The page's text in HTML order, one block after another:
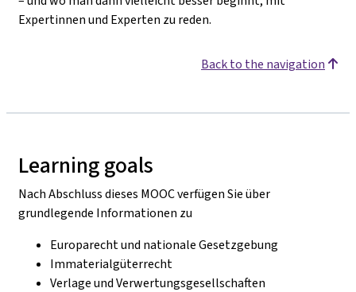
Expertinnen und Experten zu reden.
Back to the navigation
Learning goals
Nach Abschluss dieses MOOC verfügen Sie über
grundlegende Informationen zu
Europarecht und nationale Gesetzgebung
Immaterialgüterrecht
Verlage und Verwertungsgesellschaften